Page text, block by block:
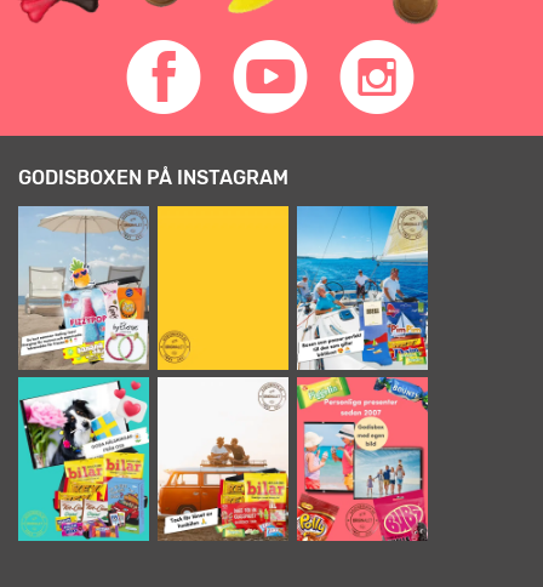
GODISBOXEN PÅ INSTAGRAM